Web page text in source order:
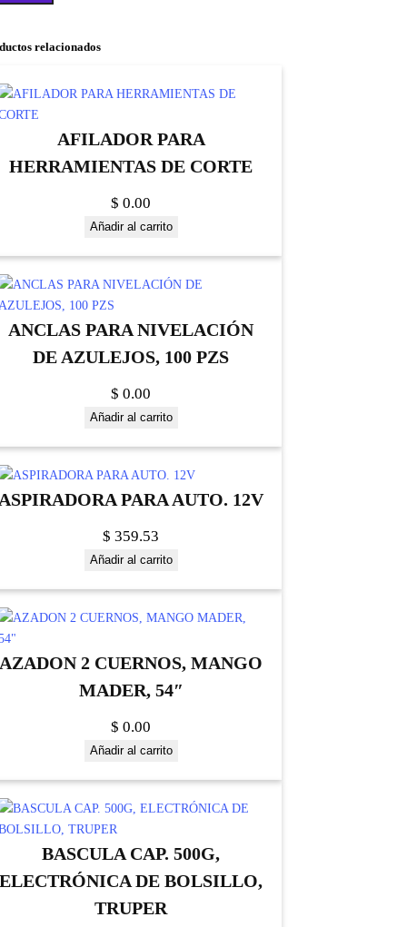
relacionados
AFILADOR PARA
HERRAMIENTAS DE CORTE
$ 0.00
Añadir al carrito
ANCLAS PARA NIVELACIÓN
DE AZULEJOS, 100 PZS
$ 0.00
Añadir al carrito
PARA AUTO. 12V
$ 359.53
Añadir al carrito
AZADON 2 CUERNOS, MANGO
MADER, 54″
$ 0.00
Añadir al carrito
BASCULA CAP. 500G,
ELECTRÓNICA DE BOLSILLO,
TRUPER